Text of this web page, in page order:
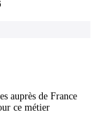
auprès de France
ce métier